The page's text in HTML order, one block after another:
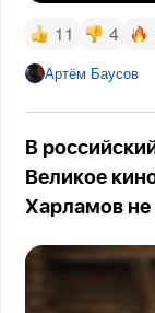
11 4
Артём Баусов
В
Великое
Харламов не